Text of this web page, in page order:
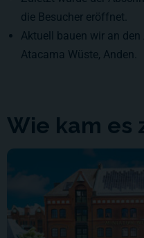
die Besucher eröffnet.
Aktuell bauen wir an
Atacama Wüste, Anden.
Wie kam es